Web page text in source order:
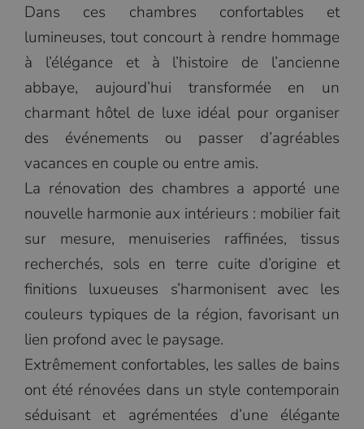
Dans ces chambres confortables et
lumineuses, tout concourt à rendre hommage
à l’élégance et à l’histoire de l’ancienne
abbaye, aujourd’hui transformée en un
charmant hôtel de luxe idéal pour organiser
des événements ou passer d’agréables
vacances en couple ou entre amis.
La rénovation des chambres a apporté une
nouvelle harmonie aux intérieurs : mobilier fait
sur mesure, menuiseries raffinées, tissus
recherchés, sols en terre cuite d’origine et
finitions luxueuses s’harmonisent avec les
couleurs typiques de la région, favorisant un
lien profond avec le paysage.
Extrêmement confortables, les salles de bains
ont été rénovées dans un style contemporain
séduisant et agrémentées d’une élégante